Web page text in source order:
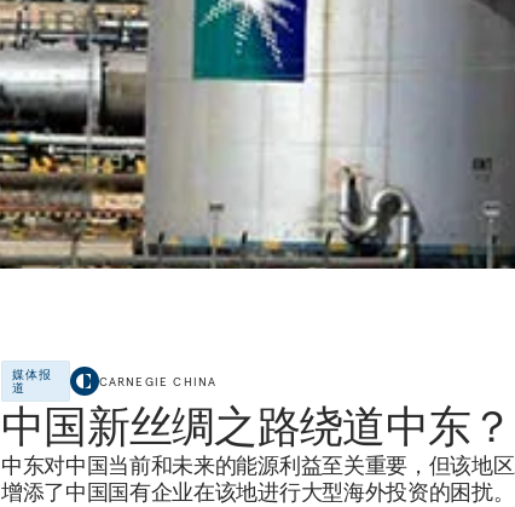
媒体报
道
CARNEGIE CHINA
中国新丝绸之路绕道中东？
中东对中国当前和未来的能源利益至关重要，但该地
增添了中国国有企业在该地进行大型海外投资的困扰。